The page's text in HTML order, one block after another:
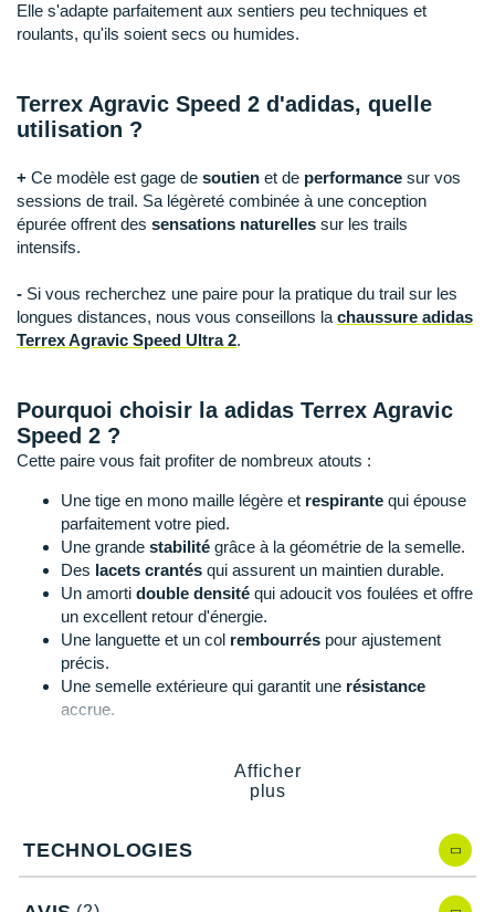
Elle s'adapte parfaitement aux sentiers peu techniques et
roulants, qu'ils soient secs ou humides.
Terrex Agravic Speed 2 d'adidas, quelle
utilisation ?
+ Ce modèle est gage de soutien et de performance sur vos
sessions de trail. Sa légèreté combinée à une conception
épurée offrent des sensations naturelles sur les trails
intensifs.
- Si vous recherchez une paire pour la pratique du trail sur les
longues distances, nous vous conseillons la chaussure adidas
Terrex Agravic Speed Ultra 2.
Pourquoi choisir la adidas Terrex Agravic
Speed 2 ?
Cette paire vous fait profiter de nombreux atouts :
Une tige en mono maille légère et respirante qui épouse
parfaitement votre pied.
Une grande stabilité grâce à la géométrie de la semelle.
Des lacets crantés qui assurent un maintien durable.
Un amorti double densité qui adoucit vos foulées et offre
un excellent retour d'énergie.
Une languette et un col rembourrés pour ajustement
précis.
Une semelle extérieure qui garantit une résistance
accrue.
Terrex Agravic Speed 2, quelles nouveautés
Terrex Agravic
Afficher
plus
TECHNOLOGIES
Salomon
Saxx
Scott
Shokz
Sidas
Smoon
Suunto
Ta Energy
The North Face
Thuasne
Under Armour
Withings
X-Bionic